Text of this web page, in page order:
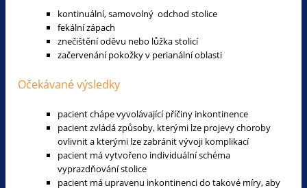
kontinuální, samovolný odchod stolice
fekální zápach
znečištění oděvu nebo lůžka stolicí
začervenání pokožky v perianální oblasti
Očekávané výsledky
pacient chápe vyvolávající příčiny inkontinence
pacient zvládá způsoby, kterými lze projevy choroby
ovlivnit a kterými lze zabránit vývoji komplikací
pacient má vytvořeno individuální schéma
vyprazdňování stolice
pacient má upravenu inkontinenci do takové míry, aby